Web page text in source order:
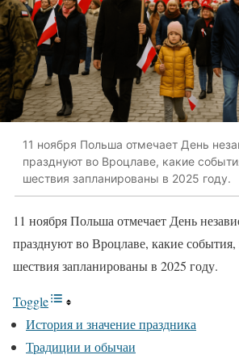
11 ноября Польша отмечает День
празднуют во Вроцлаве, какие
шествия запланированы в 2025 году.
11 ноября Польша отмечает День
празднуют во Вроцлаве, какие
шествия запланированы в 2025 году.
Toggle
История и значение праздника
Традиции и обычаи